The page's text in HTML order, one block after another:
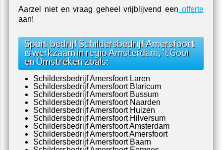
Aarzel niet en vraag geheel vrijblijvend een offerte
aan!
Spuit-bedrijf Schildersbedrijf Amersfoort
is werkzaam in regio Amsterdam, 't Gooi
en Omstreken zoals:
Schildersbedrijf Amersfoort Laren
Schildersbedrijf Amersfoort Blaricum
Schildersbedrijf Amersfoort Bussum
Schildersbedrijf Amersfoort Naarden
Schildersbedrijf Amersfoort Huizen
Schildersbedrijf Amersfoort Hilversum
Schildersbedrijf Amersfoort Amsterdam
Schildersbedrijf Amersfoort Amersfoort
Schildersbedrijf Amersfoort Baarn